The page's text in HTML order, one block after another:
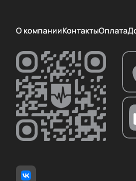
О компанииКонтактыОплата